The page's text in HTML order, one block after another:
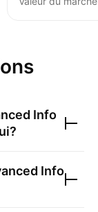
Info
Info